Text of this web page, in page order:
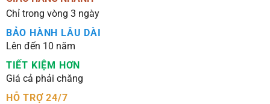
Chỉ trong vòng 3 ngày
BẢO HÀNH LÂU DÀI
Lên đến 10 năm
TIẾT KIỆM HƠN
Giá cả phải chăng
HỖ TRỢ 24/7